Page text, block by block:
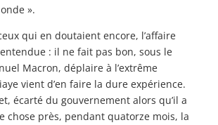
».
qui en doutaient encore, l’affaire
: il ne fait pas bon, sous le
Macron, déplaire à l’extrême
vient d’en faire la dure expérience.
écarté du gouvernement alors qu’il a
chose près, pendant quatorze mois, la